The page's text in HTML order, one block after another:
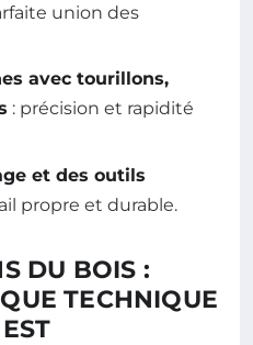
union des
avec tourillons,
: précision et rapidité
et des outils
propre et durable.
DU BOIS :
TECHNIQUE